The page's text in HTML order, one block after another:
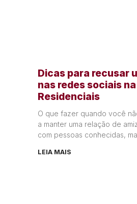
Dicas para recusar
nas redes sociais
Residenciais
O que fazer quando você
a manter uma relação de
com pessoas conhecidas,
LEIA MAIS